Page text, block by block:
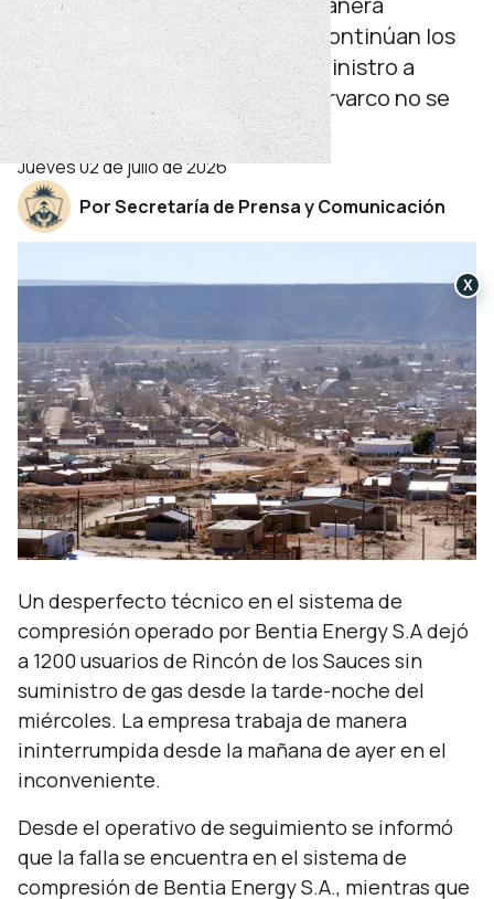
ininterrumpida. En Loncopué continúan los
trabajos para normalizar el suministro a
grandes consumidores y en Varvarco no se
registran usuarios afectados.
jueves 02 de julio de 2026
Por Secretaría de Prensa y Comunicación
Un desperfecto técnico en el sistema de
compresión operado por Bentia Energy S.A dejó
a 1200 usuarios de Rincón de los Sauces sin
suministro de gas desde la tarde-noche del
miércoles. La empresa trabaja de manera
ininterrumpida desde la mañana de ayer en el
inconveniente.
Desde el operativo de seguimiento se informó
que la falla se encuentra en el sistema de
compresión de Bentia Energy S.A., mientras que
X